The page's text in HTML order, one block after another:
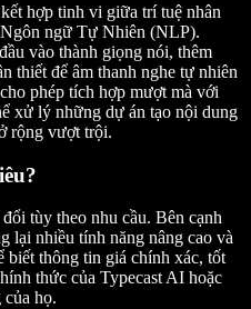
hợp tinh vi giữa trí tuệ nhân
ngữ Tự Nhiên (NLP).
vào thành giọng nói, thêm
thiết để âm thanh nghe tự nhiên
phép tích hợp mượt mà với
xử lý những dự án tạo nội dung
rộng vượt trội.
tùy theo nhu cầu. Bên cạnh
lại nhiều tính năng nâng cao và
thông tin giá chính xác, tốt
thức của Typecast AI hoặc
của họ.